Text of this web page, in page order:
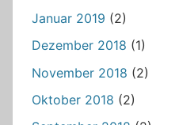
Januar 2019 (2)
Dezember 2018 (1)
November 2018 (2)
Oktober 2018 (2)